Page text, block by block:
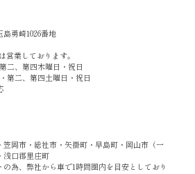
島勇崎1026番地
営業しております。
二、第四木曜日・祝日
第二、第四土曜日・祝日
岡市・総社市・矢掛町・早島町・岡山市（一
浅口郡里庄町
為、弊社から車で1時間圏内を目安としており